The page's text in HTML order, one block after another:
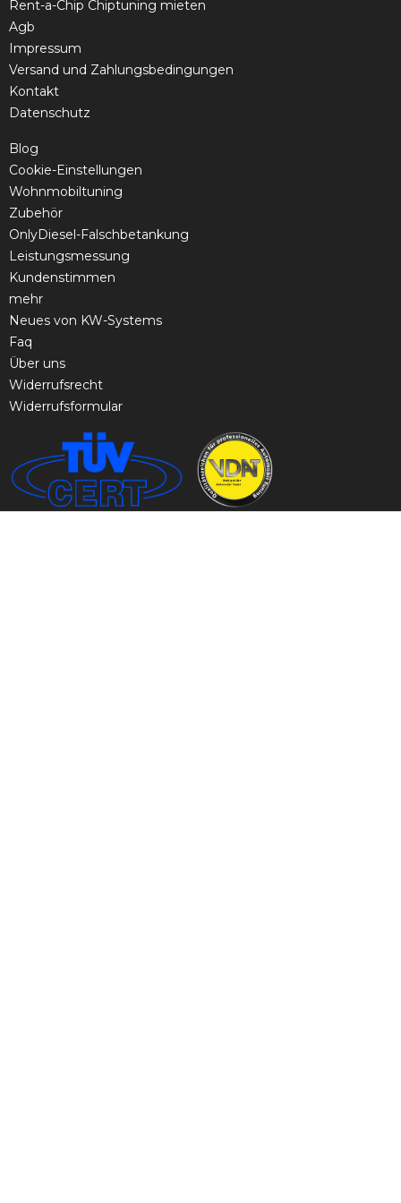
Rent-a-Chip Chiptuning mieten
Agb
Impressum
Versand und Zahlungsbedingungen
Kontakt
Datenschutz
Blog
Cookie-Einstellungen
Wohnmobiltuning
Zubehör
OnlyDiesel-Falschbetankung
Leistungsmessung
Kundenstimmen
mehr
Neues von KW-Systems
Faq
Über uns
Widerrufsrecht
Widerrufsformular